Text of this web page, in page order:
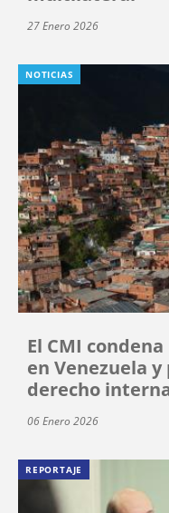
27 Enero 2026
NOTICIAS
El CMI
en Venezuela
derecho
06 Enero 2026
REPORTAJE